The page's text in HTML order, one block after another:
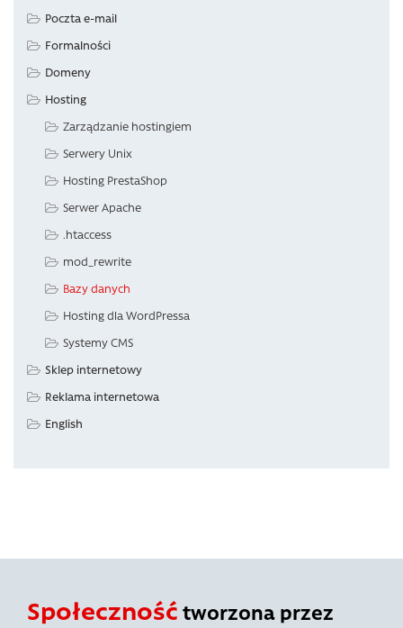
Poczta e-mail
Formalności
Domeny
Hosting
Zarządzanie hostingiem
Serwery Unix
Hosting PrestaShop
Serwer Apache
.htaccess
mod_rewrite
Bazy danych
Hosting dla WordPressa
Systemy CMS
Sklep internetowy
Reklama internetowa
English
Społeczność tworzona przez